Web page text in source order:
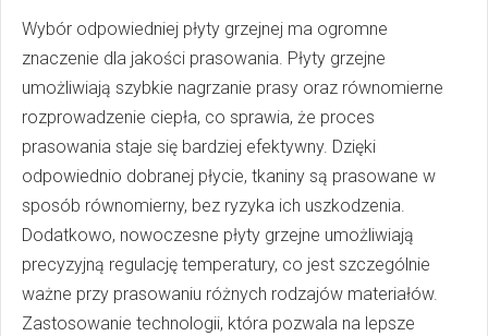
Wybór odpowiedniej płyty grzejnej ma ogromne
znaczenie dla jakości prasowania. Płyty grzejne
umożliwiają szybkie nagrzanie prasy oraz równomierne
rozprowadzenie ciepła, co sprawia, że proces
prasowania staje się bardziej efektywny. Dzięki
odpowiednio dobranej płycie, tkaniny są prasowane w
sposób równomierny, bez ryzyka ich uszkodzenia.
Dodatkowo, nowoczesne płyty grzejne umożliwiają
precyzyjną regulację temperatury, co jest szczególnie
ważne przy prasowaniu różnych rodzajów materiałów.
Zastosowanie technologii, która pozwala na lepsze